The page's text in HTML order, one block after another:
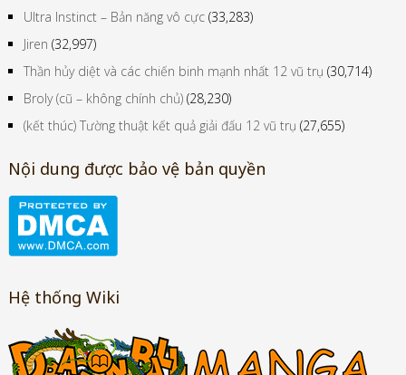
Ultra Instinct – Bản năng vô cực (33,283)
Jiren (32,997)
Thần hủy diệt và các chiến binh mạnh nhất 12 vũ trụ (30,714)
Broly (cũ – không chính chủ) (28,230)
(kết thúc) Tường thuật kết quả giải đấu 12 vũ trụ (27,655)
Nội dung được bảo vệ bản quyền
Hệ thống Wiki